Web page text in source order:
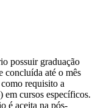
possuir graduação
concluída até o mês
requisito a
em cursos específicos.
é aceita na pós-